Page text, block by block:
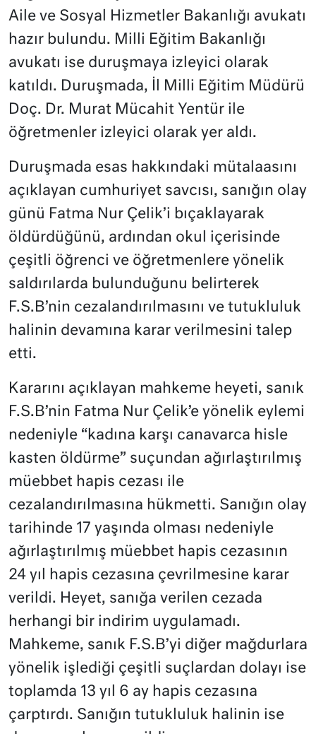
Aile ve Sosyal Hizmetler Bakanlığı avukatı
hazır bulundu. Milli Eğitim Bakanlığı
avukatı ise duruşmaya izleyici olarak
katıldı. Duruşmada, İl Milli Eğitim Müdürü
Doç. Dr. Murat Mücahit Yentür ile
öğretmenler izleyici olarak yer aldı.
Duruşmada esas hakkındaki mütalaasını
açıklayan cumhuriyet savcısı, sanığın olay
günü Fatma Nur Çelik’i bıçaklayarak
öldürdüğünü, ardından okul içerisinde
çeşitli öğrenci ve öğretmenlere yönelik
saldırılarda bulunduğunu belirterek
F.S.B’nin cezalandırılmasını ve tutukluluk
halinin devamına karar verilmesini talep
etti.
Kararını açıklayan mahkeme heyeti, sanık
F.S.B’nin Fatma Nur Çelik’e yönelik eylemi
nedeniyle “kadına karşı canavarca hisle
kasten öldürme” suçundan ağırlaştırılmış
müebbet hapis cezası ile
cezalandırılmasına hükmetti. Sanığın olay
tarihinde 17 yaşında olması nedeniyle
ağırlaştırılmış müebbet hapis cezasının
24 yıl hapis cezasına çevrilmesine karar
verildi. Heyet, sanığa verilen cezada
herhangi bir indirim uygulamadı.
Mahkeme, sanık F.S.B’yi diğer mağdurlara
yönelik işlediği çeşitli suçlardan dolayı ise
toplamda 13 yıl 6 ay hapis cezasına
çarptırdı. Sanığın tutukluluk halinin ise